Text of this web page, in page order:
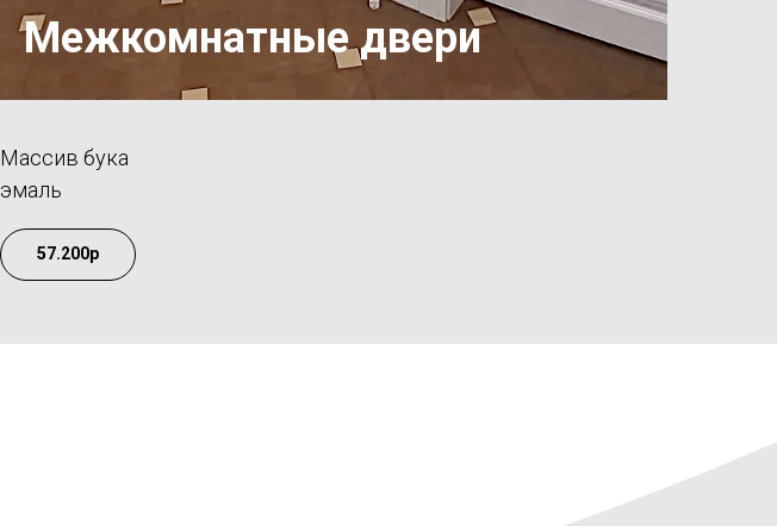
Межкомнатные двери
Массив бука
эмаль
57.200р